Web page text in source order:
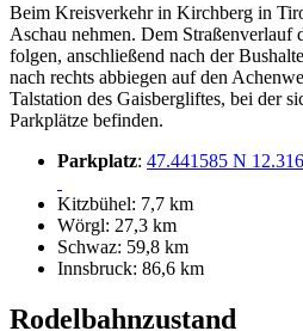
Beim Kreisverkehr in Kirchberg in
Aschau nehmen. Dem Straßenverlauf
folgen, anschließend nach der
nach rechts abbiegen auf den
Talstation des Gaisbergliftes, bei der
Parkplätze befinden.
Parkplatz: 47.441585 N
Kitzbühel: 7,7 km
Wörgl: 27,3 km
Schwaz: 59,8 km
Innsbruck: 86,6 km
Rodelbahnzustand